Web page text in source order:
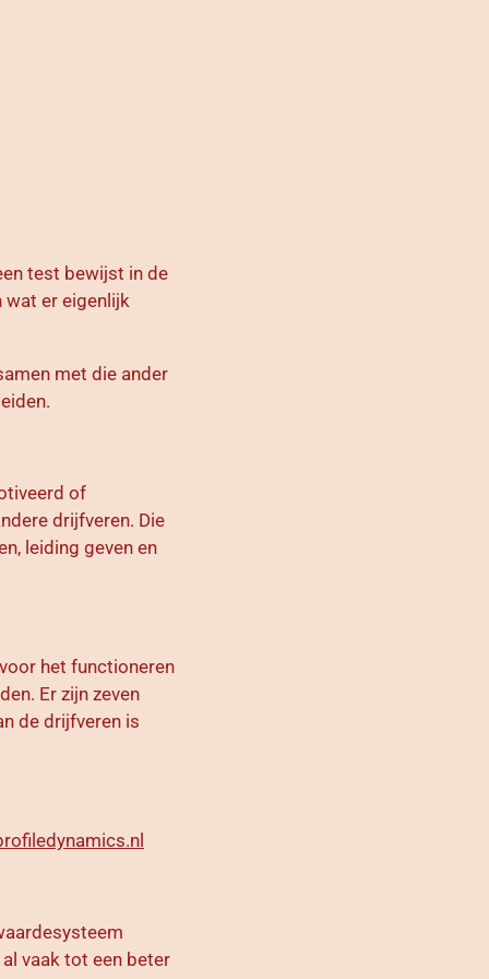
test bewijst in de
wat er eigenlijk
met die ander
of
drijfveren. Die
leiding geven en
het functioneren
Er zijn zeven
de drijfveren is
vaak tot een beter